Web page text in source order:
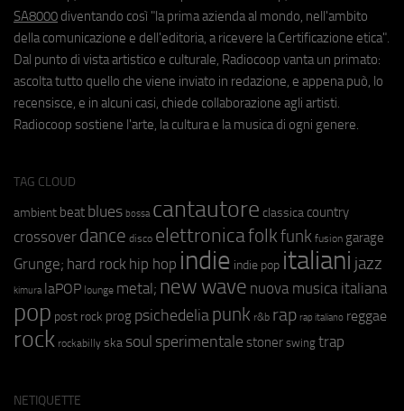
SA8000 diventando così "la prima azienda al mondo, nell'ambito
della comunicazione e dell'editoria, a ricevere la Certificazione etica".
Dal punto di vista artistico e culturale, Radiocoop vanta un primato:
ascolta tutto quello che viene inviato in redazione, e appena può, lo
recensisce, e in alcuni casi, chiede collaborazione agli artisti.
Radiocoop sostiene l'arte, la cultura e la musica di ogni genere.
TAG CLOUD
ambient beat blues bossa cantautore classica country
crossover dance disco elettronicafolkfunk fusion garage
Grunge; hard rock hip hop indie indie pop italiani jazz
kimura laPOP lounge metal; new wave nuova musica italiana
pop post rock prog psichedeliapunk r&b rap rap italiano reggae
rock rockabilly ska soul sperimentale stoner swing trap
NETIQUETTE